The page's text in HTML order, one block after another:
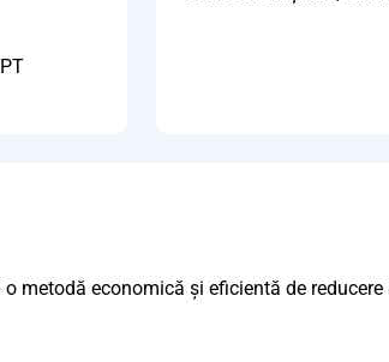
metodă economică și eficientă de